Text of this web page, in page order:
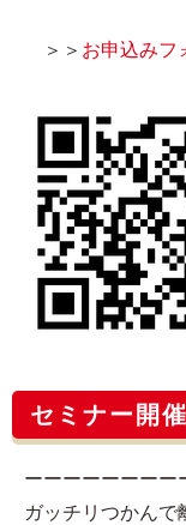
＞＞ お申込みフ
セミナー開
ーーーーーーーー
ガッチリつかんで